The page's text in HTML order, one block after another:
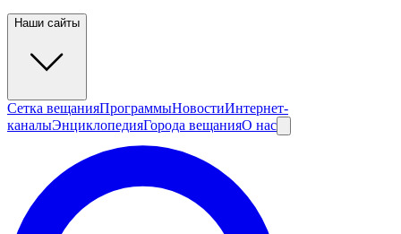
Наши сайты
Сетка вещанияПрограммыНовостиИнтернет-
каналыЭнциклопедияГорода вещанияО нас